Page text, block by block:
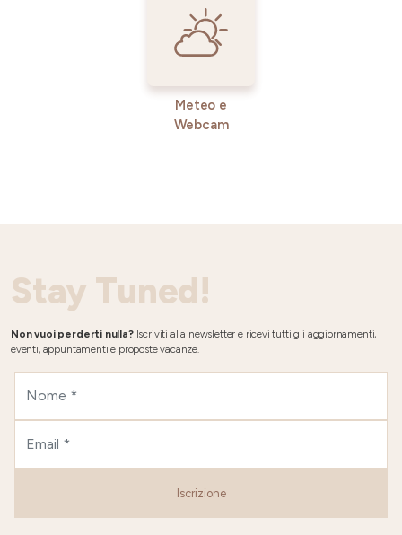
Meteo e
Webcam
Stay Tuned!
Non vuoi perderti nulla?Iscriviti alla newsletter e ricevi tutti gli aggiornamenti,
eventi, appuntamenti e proposte vacanze.
Iscrizione